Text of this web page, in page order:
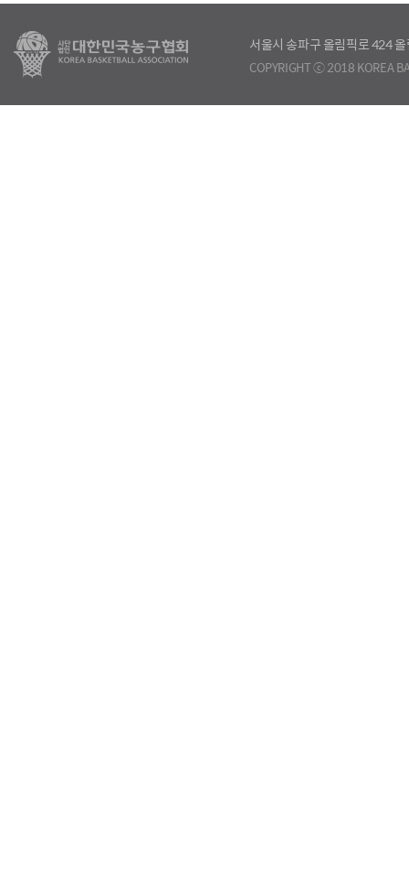
서울시 송파구 올림픽로 424
COPYRIGHT ⓒ 2018 KOREA